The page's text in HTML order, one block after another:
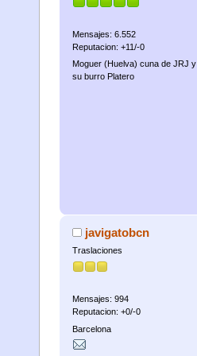
Mensajes: 6.552
Reputacion: +11/-0
Moguer (Huelva) cuna de JRJ y
su burro Platero
javigatobcn
Traslaciones
Mensajes: 994
Reputacion: +0/-0
Barcelona